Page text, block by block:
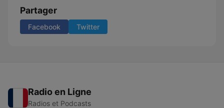
Partager
Facebook Twitter
Radio en Ligne
Radios et Podcasts